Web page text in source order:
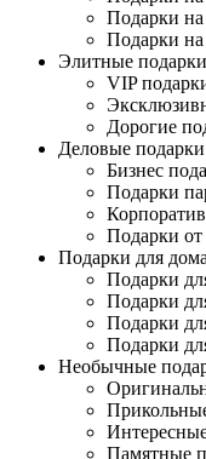
Подарки
Подарки
Элитные
VIP
Дорогие
Деловые подарки
Бизнес
Подарки
Подарки
Подарки для дома
Подарки
Подарки
Подарки
Подарки
Необычные
Памятные